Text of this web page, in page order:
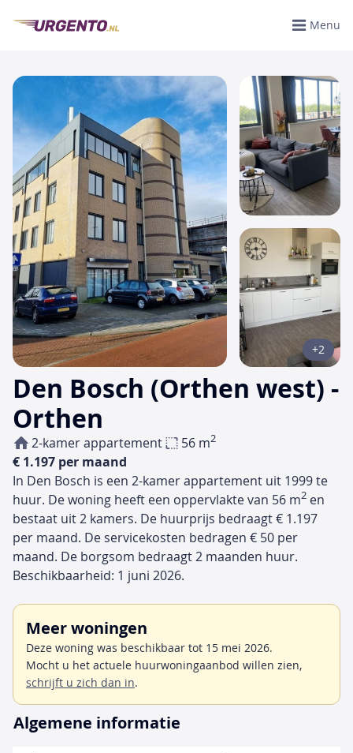
Menu
Den Bosch (Orthen west) -
Orthen
2-kamer appartement 56 m2
€ 1.197 per maand
+2
In Den Bosch is een 2-kamer appartement uit 1999 te
huur. De woning heeft een oppervlakte van 56 m2 en
bestaat uit 2 kamers. De huurprijs bedraagt € 1.197
per maand. De servicekosten bedragen € 50 per
maand. De borgsom bedraagt 2 maanden huur.
Beschikbaarheid: 1 juni 2026.
Meer woningen
Deze woning was beschikbaar tot 15 mei 2026.
Mocht u het actuele huurwoningaanbod willen zien,
schrijft u zich dan in.
Algemene informatie